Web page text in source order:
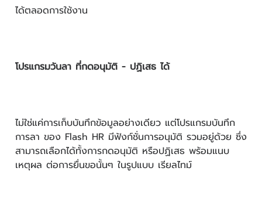
ได้ตลอดการใช้งาน
โปรแกรมวันลา ที่กดอนุมัติ - ปฏิเสธ ได้
ไม่ใช่แค่การเก็บบันทึกข้อมูลอย่างเดียว แต่โปรแกรมบันทึก
การลา ของ Flash HR มีฟังก์ชั่นการอนุมัติ รวมอยู่ด้วย ซึ่ง
สามารถเลือกได้ทั้งการกดอนุมัติ หรือปฏิเสธ พร้อมแนบ
เหตุผล ต่อการยื่นขอนั้นๆ ในรูปแบบ เรียลไทม์